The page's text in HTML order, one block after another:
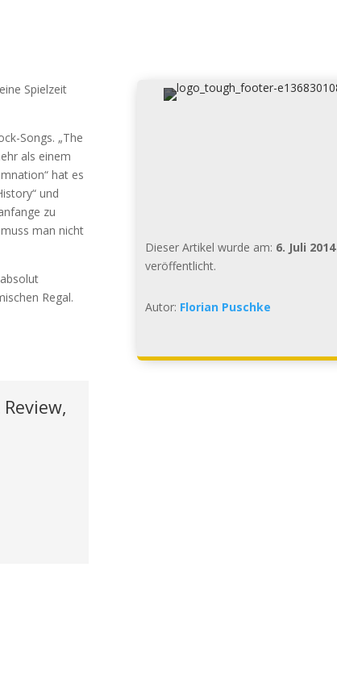
Spielzeit
Songs. „The
als einem
hat es
und
zu
man nicht
Regal.
Dieser Artikel wurde am: 6. Juli 2014
veröffentlicht.
Autor: Florian Puschke